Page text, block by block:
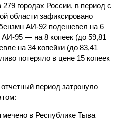
городах России, в период с
области зафиксировано
АИ-92 подешевел на 6
АИ-95 — на 8 копеек (до 59,81
на 34 копейки (до 83,41
потеряло в цене 15 копеек
период затронуло
в Республике Тыва